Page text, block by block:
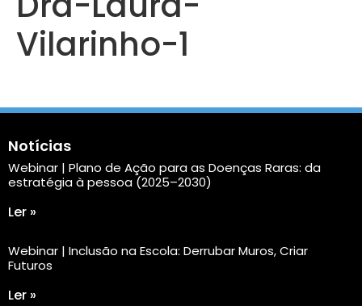
Vilarinho-1
Notícias
Webinar | Plano de Ação para as Doenças Raras: da
estratégia à pessoa (2025–2030)
Ler »
Webinar | Inclusão na Escola: Derrubar Muros, Criar
Futuros
Ler »